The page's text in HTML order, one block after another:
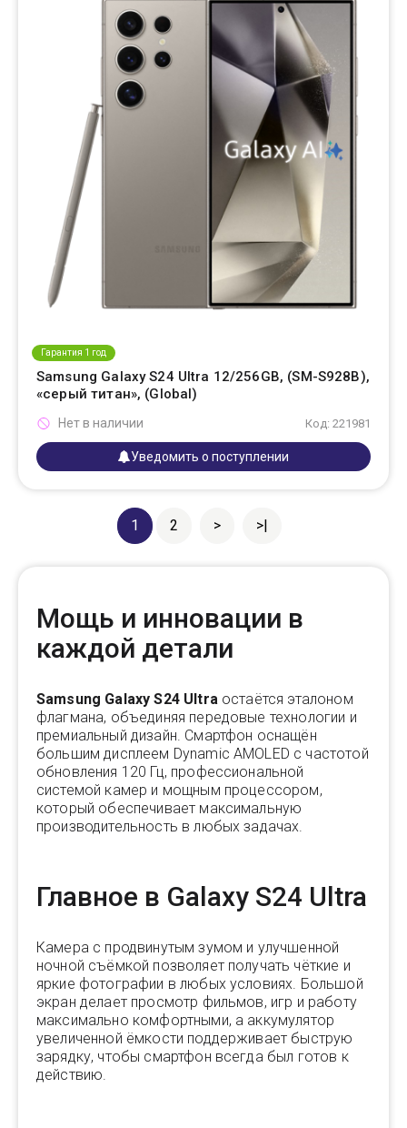
Гарантия 1 год
Samsung Galaxy S24 Ultra 12/256GB, (SM-S928B),
«серый титан», (Global)
Код: 221981
Нет в наличии
Уведомить о поступлении
1 2 > >|
Мощь и инновации в
каждой детали
Samsung Galaxy S24 Ultraостаётся эталоном
флагмана, объединяя передовые технологии и
премиальный дизайн. Смартфон оснащён
большим дисплеем Dynamic AMOLED с частотой
обновления 120 Гц, профессиональной
системой камер и мощным процессором,
который обеспечивает максимальную
производительность в любых задачах.
Главное в Galaxy S24 Ultra
Камера с продвинутым зумом и улучшенной
ночной съёмкой позволяет получать чёткие и
яркие фотографии в любых условиях. Большой
экран делает просмотр фильмов, игр и работу
максимально комфортными, а аккумулятор
увеличенной ёмкости поддерживает быструю
зарядку, чтобы смартфон всегда был готов к
действию.